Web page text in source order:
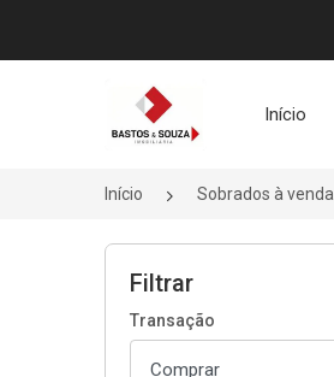
Página inicial
Início
Início Sobrados à venda
Filtrar
Transação